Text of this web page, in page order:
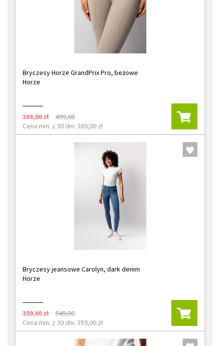
Bryczesy Horze GrandPrix Pro, beżowe
Horze
369,00 zł
499,00
Cena min. z 30 dni: 369,00 zł
Bryczesy jeansowe Carolyn, dark denim
Horze
359,00 zł
549,00
Cena min. z 30 dni: 359,00 zł